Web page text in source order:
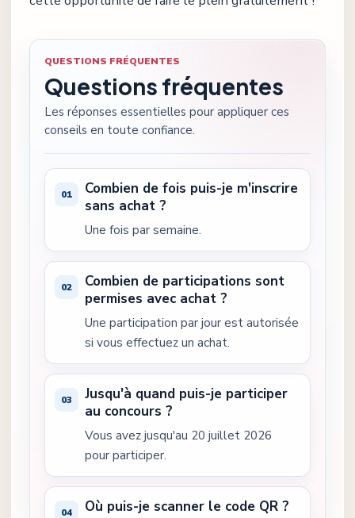
QUESTIONS FRÉQUENTES
Questions fréquentes
Les réponses essentielles pour appliquer ces
conseils en toute confiance.
Combien de fois puis-je m'inscrire
sans achat ?
Une fois par semaine.
Combien de participations sont
permises avec achat ?
Une participation par jour est autorisée
si vous effectuez un achat.
Jusqu'à quand puis-je participer
au concours ?
Vous avez jusqu'au 20 juillet 2026
pour participer.
Où puis-je scanner le code QR ?